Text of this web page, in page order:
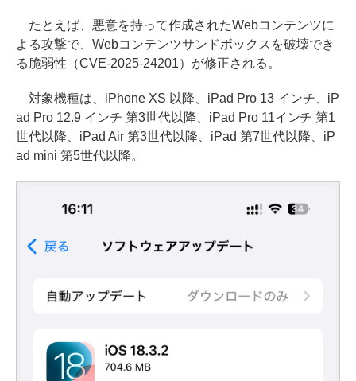
たとえば、悪意を持って作成されたWebコンテンツに
よる攻撃で、Webコンテンツサンドボックスを破壊でき
る脆弱性（CVE-2025-24201）が修正される。
対象機種は、iPhone XS 以降、iPad Pro 13 インチ、iP
ad Pro 12.9 インチ 第3世代以降、iPad Pro 11インチ 第1
世代以降、iPad Air 第3世代以降、iPad 第7世代以降、iP
ad mini 第5世代以降。